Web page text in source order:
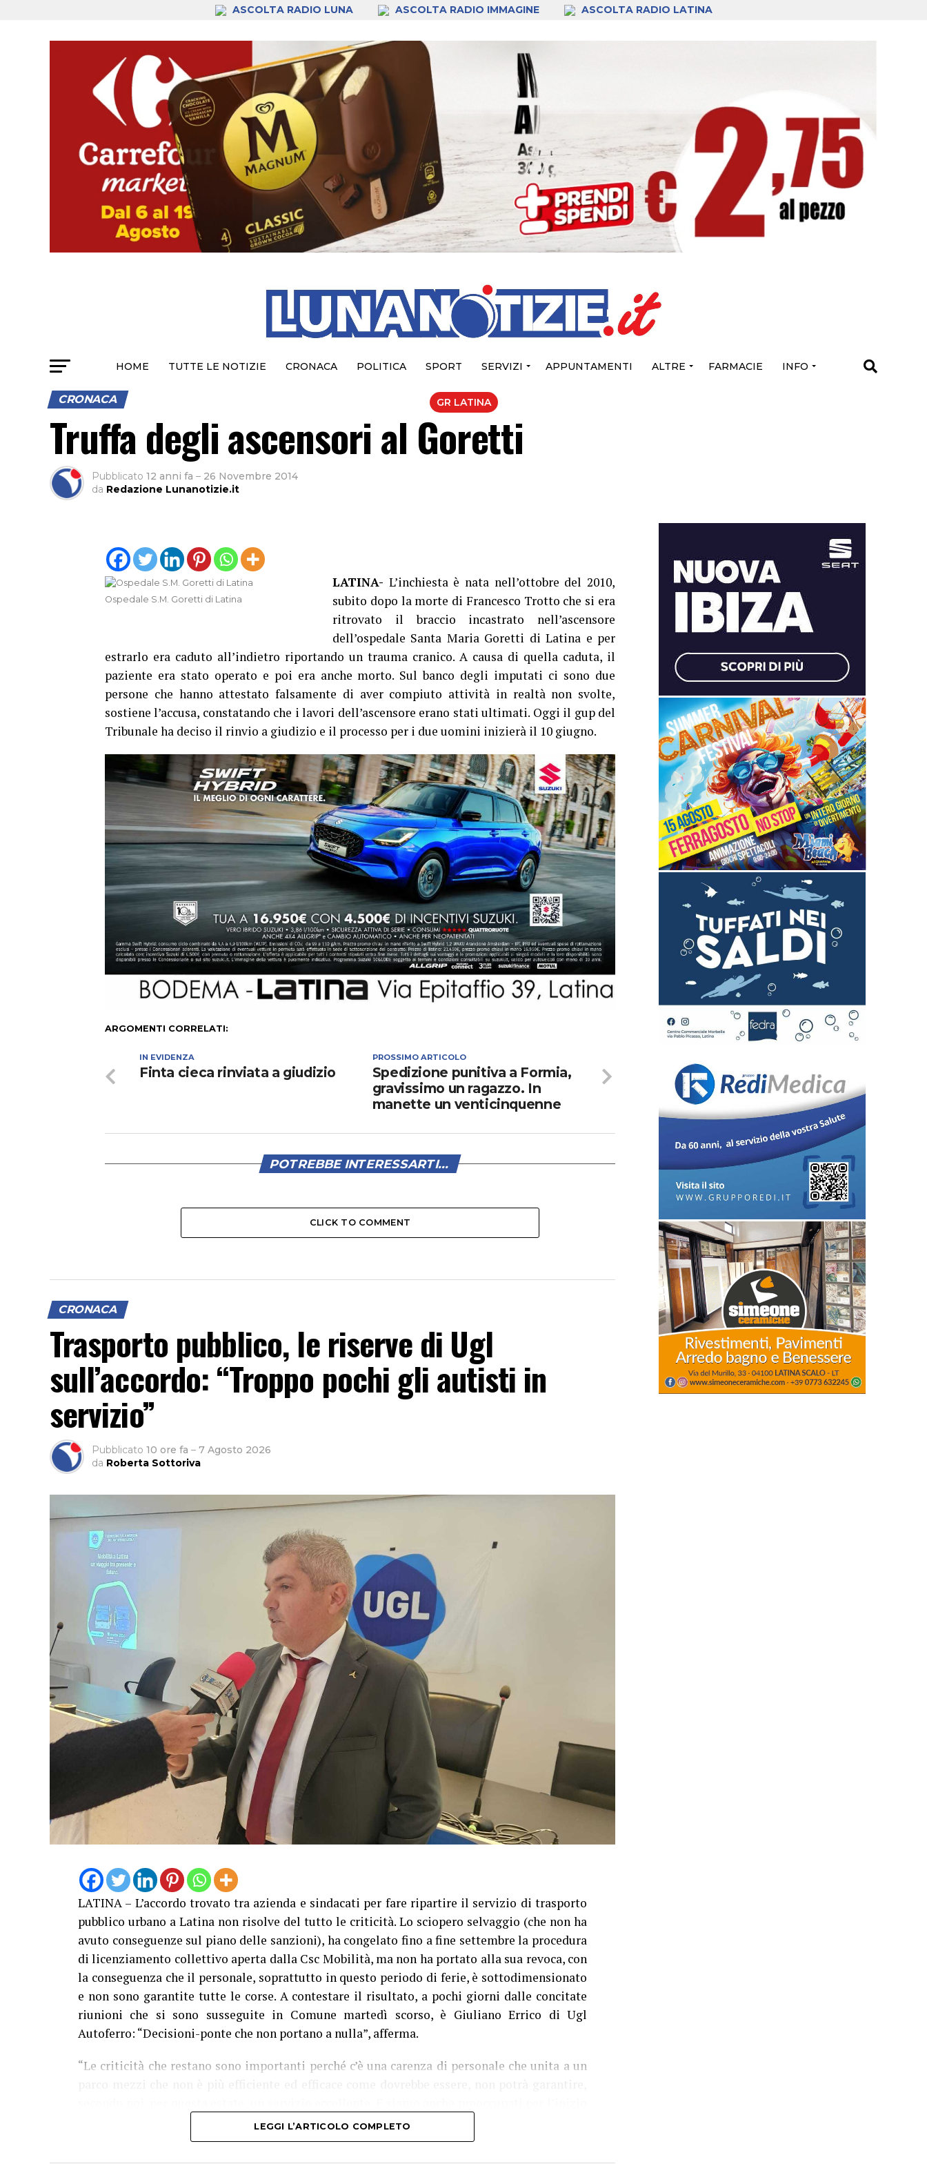
ASCOLTA RADIO LUNA ASCOLTA RADIO IMMAGINE ASCOLTA RADIO LATINA
HOME TUTTE LE NOTIZIE CRONACA POLITICA SPORT SERVIZI APPUNTAMENTI ALTRE FARMACIE INFO
GR LATINA
CRONACA
Truffa degli ascensori al Goretti
Pubblicato 12 anni fa – 26 Novembre 2014
da Redazione Lunanotizie.it
Ospedale S.M. Goretti di Latina
LATINA- L’inchiesta è nata nell’ottobre del 2010,
subito dopo la morte di Francesco Trotto che si era
ritrovato il braccio incastrato nell’ascensore
dell’ospedale Santa Maria Goretti di Latina e per
estrarlo era caduto all’indietro riportando un trauma cranico. A causa di quella caduta, il
paziente era stato operato e poi era anche morto. Sul banco degli imputati ci sono due
persone che hanno attestato falsamente di aver compiuto attività in realtà non svolte,
sostiene l’accusa, constatando che i lavori dell’ascensore erano stati ultimati. Oggi il gup del
Tribunale ha deciso il rinvio a giudizio e il processo per i due uomini inizierà il 10 giugno.
ARGOMENTI CORRELATI:
PROSSIMO ARTICOLO
Spedizione punitiva a Formia,
gravissimo un ragazzo. In
manette un venticinquenne
IN EVIDENZA
Finta cieca rinviata a giudizio
POTREBBE INTERESSARTI...
CLICK TO COMMENT
CRONACA
Trasporto pubblico, le riserve di Ugl
sull’accordo: “Troppo pochi gli autisti in
servizio”
Pubblicato 10 ore fa – 7 Agosto 2026
da Roberta Sottoriva
LATINA – L’accordo trovato tra azienda e sindacati per fare ripartire il servizio di trasporto
pubblico urbano a Latina non risolve del tutto le criticità. Lo sciopero selvaggio (che non ha
avuto conseguenze sul piano delle sanzioni), ha congelato fino a fine settembre la procedura
di licenziamento collettivo aperta dalla Csc Mobilità, ma non ha portato alla sua revoca, con
la conseguenza che il personale, soprattutto in questo periodo di ferie, è sottodimensionato
e non sono garantite tutte le corse. A contestare il risultato, a pochi giorni dalle concitate
riunioni che si sono susseguite in Comune martedì scorso, è Giuliano Errico di Ugl
Autoferro: “Decisioni-ponte che non portano a nulla”, afferma.
“Le criticità che restano sono importanti perché c’è una carenza di personale che unita a un
della stagione scolastica, quando andrà garantito agli studenti il diritto alla mobilità che è
LEGGI L’ARTICOLO COMPLETO